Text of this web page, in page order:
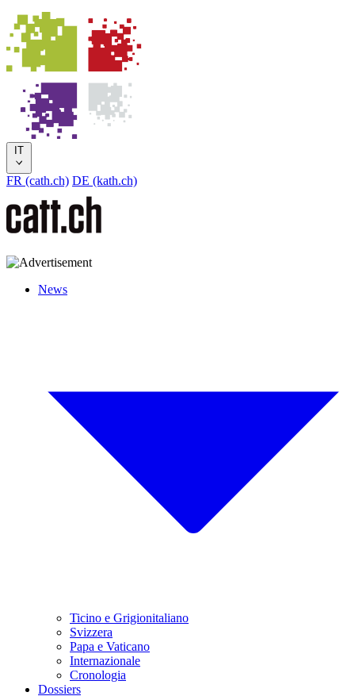
IT
FR (cath.ch) DE (kath.ch)
News
Ticino e Grigionitaliano
Svizzera
Papa e Vaticano
Internazionale
Cronologia
Dossiers